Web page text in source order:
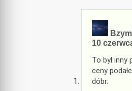
10
To był inny
ceny
dóbr.